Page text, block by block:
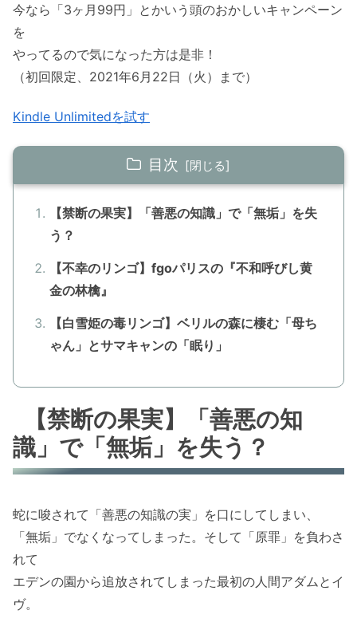
今なら「3ヶ月99円」とかいう頭のおかしいキャンペーン
を
やってるので気になった方は是非！
（初回限定、2021年6月22日（火）まで）
Kindle Unlimitedを試す
目次
【禁断の果実】「善悪の知識」で「無垢」を失
う？
【不幸のリンゴ】fgoパリスの『不和呼びし黄
金の林檎』
【白雪姫の毒リンゴ】ベリルの森に棲む「母ち
ゃん」とサマキャンの「眠り」
【禁断の果実】「善悪の知
識」で「無垢」を失う？
蛇に唆されて「善悪の知識の実」を口にしてしまい、
「無垢」でなくなってしまった。そして「原罪」を負わさ
れて
エデンの園から追放されてしまった最初の人間アダムとイ
ヴ。